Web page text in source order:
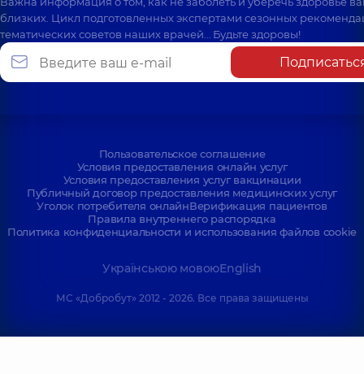
близких. Цикл подготовленных экспертами сезонных
тематических советов наших врачей… Будьте здоровы!
Пользовательское соглашение
Условия предоставления онлайн услуг
Условия предоставления услуг вакцинации
Публичный договор предоставления медицинских услуг
Уголок потребителя онлайнВерификация пациентов
Правила внутреннего распорядка
Политика конфиденциальности и использования файлов cookie
Українською мовоюEnglish
МС «Добробут» 2012 - 2026. Все права защищены